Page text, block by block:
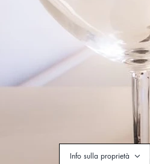
Info sulla proprietà